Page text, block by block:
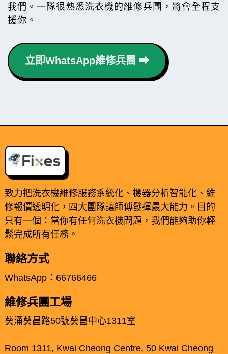
我們。一隊很熟悉洗衣機的維修兵團，將會全程支
援你。
立即WhatsApp維修兵團 ⮕
致力把洗衣機維修服務系統化、機器分析智能化、維
修報價透明化，四大團隊讓師傅發揮最大能力。目的
只有一個：當你有任何洗衣機問題，我們能夠助你輕
鬆完成所有任務。
聯絡方式
WhatsApp：66766466
維修兵團工場
葵涌葵昌路50號葵昌中心1311室
Room 1311, Kwai Cheong Centre, 50 Kwai Cheong